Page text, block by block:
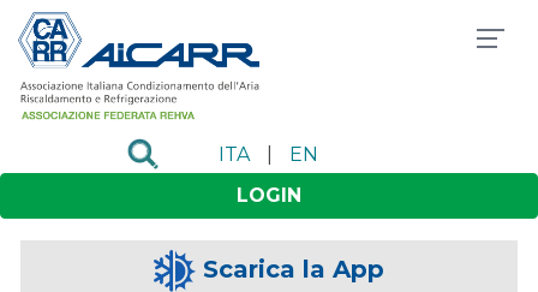
ITA
EN
LOGIN
Scarica la App